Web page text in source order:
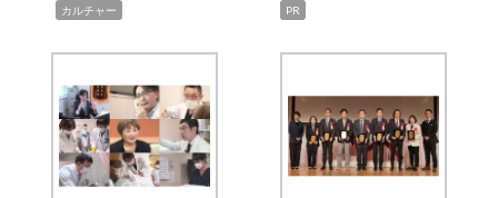
カルチャー PR